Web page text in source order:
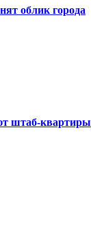
облик города
штаб-квартиры